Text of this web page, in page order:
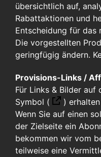
übersichtlich auf,
Rabattaktionen und
Entscheidung für das
Die vorgestellten
geringfügig ändern.
Provisions-Links /
Für Links & Bilder auf
Symbol (
)
Wenn Sie auf einen
der Zielseite ein
bekommen wir vom
teilweise eine